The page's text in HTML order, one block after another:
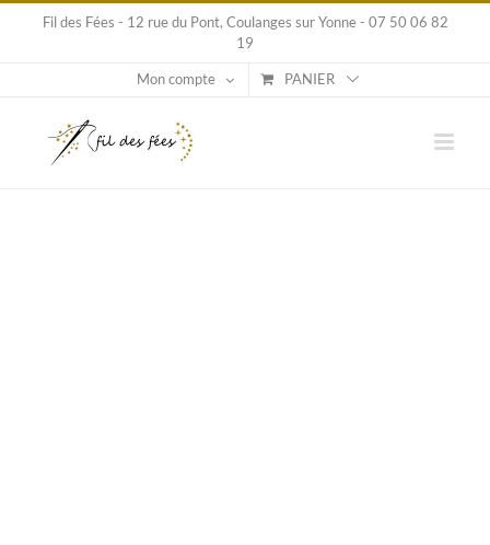
PasserFil des Fées - 12 rue du Pont, Coulanges sur Yonne - 07 50 06 82
19
Mon compte PANIER